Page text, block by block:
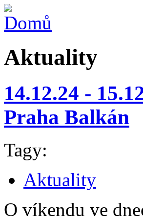
Aktuality
14.12.24 -
Praha Balkán
Tagy:
Aktuality
O víkendu ve